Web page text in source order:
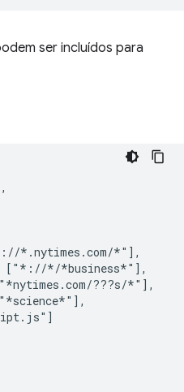
ser incluídos para
*.nytimes.com/*"],
*/*business*"],
???s/*"],